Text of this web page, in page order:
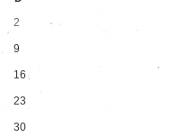
2
9
16
23
30